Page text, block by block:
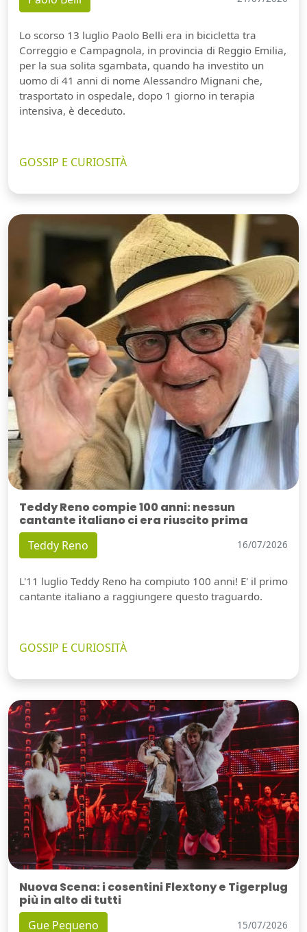
Lo scorso 13 luglio Paolo Belli era in bicicletta tra
Correggio e Campagnola, in provincia di Reggio Emilia,
per la sua solita sgambata, quando ha investito un
uomo di 41 anni di nome Alessandro Mignani che,
trasportato in ospedale, dopo 1 giorno in terapia
intensiva, è deceduto.
GOSSIP E CURIOSITÀ
Teddy Reno compie 100 anni: nessun
cantante italiano ci era riuscito prima
Teddy Reno 16/07/2026
L'11 luglio Teddy Reno ha compiuto 100 anni! E' il primo
cantante italiano a raggiungere questo traguardo.
GOSSIP E CURIOSITÀ
Nuova Scena: i cosentini Flextony e Tigerplug
più in alto di tutti
Gue Pequeno 15/07/2026